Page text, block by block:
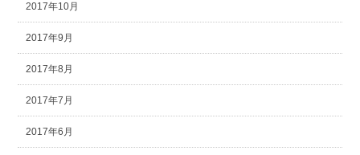
2017年10月
2017年9月
2017年8月
2017年7月
2017年6月